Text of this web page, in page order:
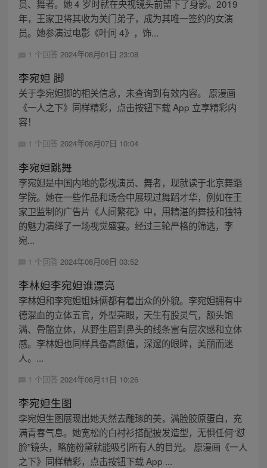
员、舞者。她 4 岁时就在央视镜头前留下了身影。2019
年，王家卫将其收为关门弟子，成为其唯一签约的女演
员。她参演过电影《叶问 4》，饰...
1 个回答 2024年08月01日 23:08
李宛妲 脚
关于李宛妲脚的相关信息，未查询到有效内容。 原漫画
《一人之下》同样精彩，点击按钮下载 App 立享精彩内
容！
1 个回答 2024年08月07日 10:04
李宛妲跳舞
李宛妲是中国内地的影视演员、舞者，现就读于北京舞蹈
学院。她在一些作品和场合中展现过舞蹈才华，例如在王
家卫监制的广告片《人间繁花》中，用精湛的舞技和独特
的魅力演绎了一场视觉盛宴。经过三轮严格的筛选，李
宛...
1 个回答 2024年08月08日 03:52
李林妲李宛妲谁漂亮
李林妲和李宛妲姐妹俩都有着出众的外貌。李宛妲拥有中
德混血的立体五官，外型亮眼，天生有股灵气，额头饱
满、骨骼立体，从野生眉到鼻头的线条富有层次感和立体
感。李林妲也同样具备高颜值，深邃的眼眸，美丽而迷
人。...
1 个回答 2024年08月11日 10:26
李宛妲生图
李宛妲生图展现出她天然去雕琢的美，满脸胶原蛋白，充
满青春气息。她宽松的白衬衫搭配披发造型，无惧任何“怼
脸”镜头，略施粉黛就能吸引所有人的目光。 原漫画《一人
之下》同样精彩，点击按钮下载 App ...